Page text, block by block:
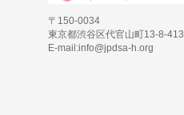
〒150-0034
東京都渋谷区代官山町13-8-413
E-mail:info@jpdsa-h.org